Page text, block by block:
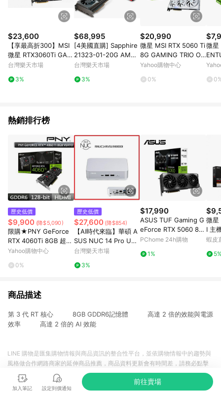
$23,600
【享最高折300】MSI
微星 RTX3060Ti GAM
ING 8G LHR 顯示卡
台灣樂天市場
3%
$68,995
[4美國直購] Sapphire
21323-01-20G AMD
Radeon RX 7900 XT
d with 20GB GDDR6,
台灣樂天市場
3%
$20,990
微星 MSI RTX 5060 Ti
8G GAMING TRIO OC
WHITE 顯示卡(白)
Yahoo購物中心
0%
微星
顯示
熱銷排行榜
歷史低價
$9,900 (降$5,090)
限購★PNY GeForce
RTX 4060Ti 8GB 超頻
雙風扇 VERTO款 VCG
示卡RTX4060Ti
Yahoo購物中心
0%
歷史低價
$27,600 (降$854)
【AI時代來臨】華碩 A
SUS NUC 14 Pro U9 1
85H 迷你電腦 準系統
憶體,系統選購(RNUC1
台灣樂天市場
3%
$17,990
ASUS TUF Gaming G
eForce RTX 5060 8G
B GDDR7 OC 顯示卡
PChome 24h購物
1%
微星
I 主
優惠
蝦皮
商品描述
第 3 代 RT 核心 8GB GDDR6記憶體 高達 2 倍的效能與電源
效率 高達 2 倍的 AI 效能
加入筆記 設定到價通知
前往賣場
LINE 購物是匯集購物情報與商品資訊的整合性平台，並依購物情報中的趨勢與
風格做合作網路商家的延伸商品推薦，商品資料更新會有時間差，請務必點擊
商品至各合作網路商家，確認現售價與購物條件，一切資訊以合作廠商網頁為
準。